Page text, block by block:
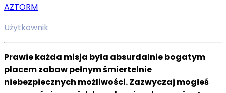
AZTORM
Użytkownik
Prawie każda misja była absurdalnie bogatym
placem zabaw pełnym śmiertelnie
niebezpiecznych możliwości. Zazwyczaj mogłeś